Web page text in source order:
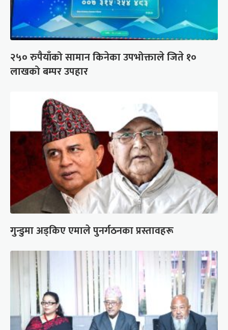
२५० रुपैयाँको सामान किनेका उपभोक्ताले जिते १०
लाखको बम्पर उपहार
गुन्डुमा अड्किए एमाले पुनर्गठनका प्रस्तावहरू